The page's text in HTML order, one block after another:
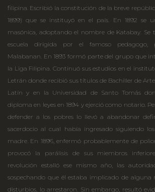
filipina. Escribió la constitución de la breve
1899) que se instituyó en el país. En 1892 se
masónica, adoptando el nombre de Katabay. Se
escuela dirigida por el famoso pedagogo,
Malabanan. En 1893 formó parte del grupo que
la Liga Filipina. Continuó sus estudios en el
Letrán donde recibió sus títulos de Bachiller de
Latín y en la Universidad de Santo Tomás
diploma en leyes en 1894 y ejerció como notario.
defender a los pobres lo llevó a abandonar
sacerdocio al cual había ingresado siguiendo
madre. En 1896, enfermó probablemente de
provocó la parálisis de sus miembros
revolución estalló ese mismo año, las
sospechando que él estaba implicado de alguna
disturbios, lo arrestaron. Sin embargo, resultó